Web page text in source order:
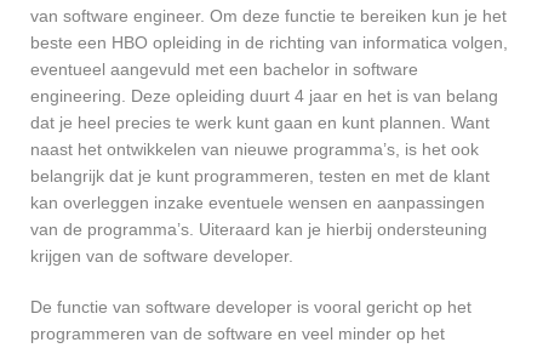
van software engineer. Om deze functie te bereiken kun je het
beste een HBO opleiding in de richting van informatica volgen,
eventueel aangevuld met een bachelor in software
engineering. Deze opleiding duurt 4 jaar en het is van belang
dat je heel precies te werk kunt gaan en kunt plannen. Want
naast het ontwikkelen van nieuwe programma’s, is het ook
belangrijk dat je kunt programmeren, testen en met de klant
kan overleggen inzake eventuele wensen en aanpassingen
van de programma’s. Uiteraard kan je hierbij ondersteuning
krijgen van de software developer.
De functie van software developer is vooral gericht op het
programmeren van de software en veel minder op het